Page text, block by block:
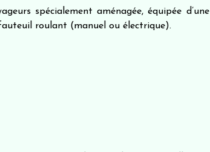
spécialement aménagée, équipée d’une
roulant (manuel ou électrique).